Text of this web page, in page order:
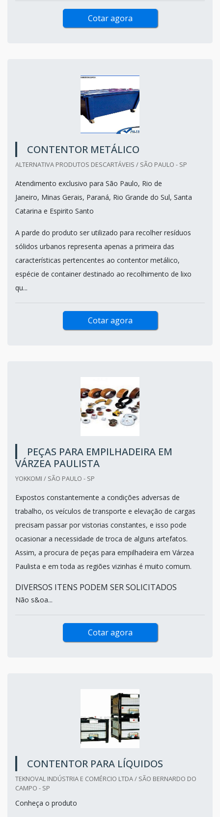
Cotar agora
CONTENTOR METÁLICO
ALTERNATIVA PRODUTOS DESCARTÁVEIS / SÃO PAULO - SP
Atendimento exclusivo para São Paulo, Rio de
Janeiro, Minas Gerais, Paraná, Rio Grande do Sul, Santa
Catarina e Espirito Santo
A parde do produto ser utilizado para recolher resíduos
sólidos urbanos representa apenas a primeira das
características pertencentes ao contentor metálico,
espécie de container destinado ao recolhimento de lixo
qu...
Cotar agora
PEÇAS PARA EMPILHADEIRA EM
VÁRZEA PAULISTA
YOKKOMI / SÃO PAULO - SP
Expostos constantemente a condições adversas de
trabalho, os veículos de transporte e elevação de cargas
precisam passar por vistorias constantes, e isso pode
ocasionar a necessidade de troca de alguns artefatos.
Assim, a procura de peças para empilhadeira em Várzea
Paulista e em toda as regiões vizinhas é muito comum.
DIVERSOS ITENS PODEM SER SOLICITADOS
Não s&oa...
Cotar agora
CONTENTOR PARA LÍQUIDOS
TEKNOVAL INDÚSTRIA E COMÉRCIO LTDA / SÃO BERNARDO DO
CAMPO - SP
Conheça o produto